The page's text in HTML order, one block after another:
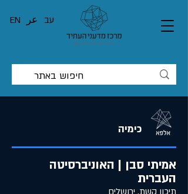
EN عر עב
כימיה
אמיתי סבן | האוניברסיטה
העברית
תיכון קשת, ירושלים